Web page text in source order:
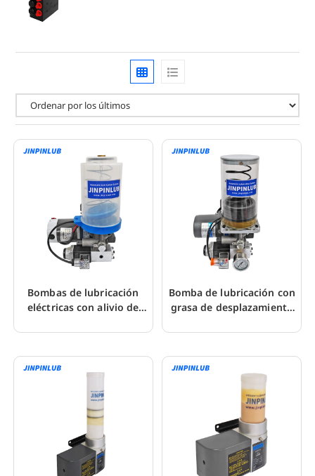
Bombas de lubricación
eléctricas con alivio de
Bomba de lubricación con
grasa de desplazamiento